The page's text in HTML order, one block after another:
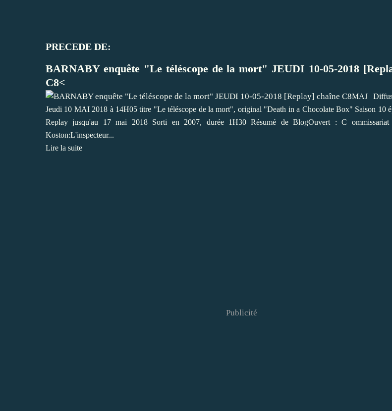
PRECEDE DE:
BARNABY enquête "Le téléscope de la mort" JEUDI 10-05-2018
C8<
MAJ
Jeudi 10 MAI 2018 à 14H05 titre "Le téléscope de la mort", original "Death in a Chocolate Box" Saison 10
Replay jusqu'au 17 mai 2018 Sorti en 2007, durée 1H30 Résumé de BlogOuvert : C
Koston:L'inspecteur...
Lire la suite
Publicité